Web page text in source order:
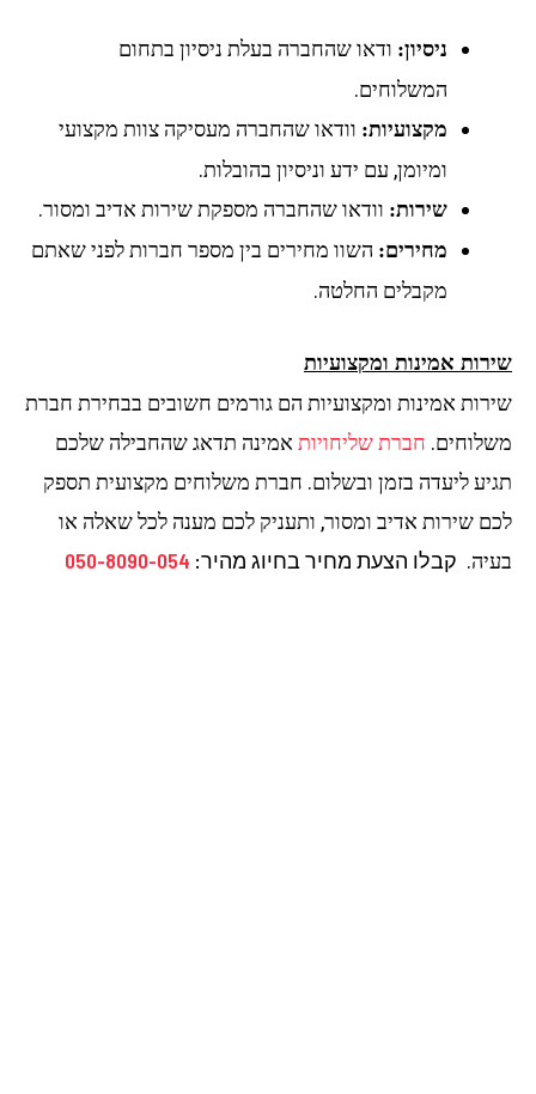
ניסיון: ודאו שהחברה בעלת ניסיון בתחום
המשלוחים.
מקצועיות: וודאו שהחברה מעסיקה צוות מקצועי
ומיומן, עם ידע וניסיון בהובלות.
שירות: וודאו שהחברה מספקת שירות אדיב ומסור.
מחירים: השוו מחירים בין מספר חברות לפני שאתם
מקבלים החלטה.
שירות אמינות ומקצועיות
שירות אמינות ומקצועיות הם גורמים חשובים בבחירת חברת
משלוחים. חברת שליחויות אמינה תדאג שהחבילה שלכם
תגיע ליעדה בזמן ובשלום. חברת משלוחים מקצועית תספק
לכם שירות אדיב ומסור, ותעניק לכם מענה לכל שאלה או
בעיה. קבלו הצעת מחיר בחיוג מהיר: 050-8090-054